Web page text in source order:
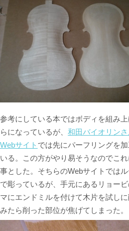
参考にしている本ではボディを組み
らになっているが、 和田バイオリン
Webサイト では先にパーフリングを
いる。この方がやり易そうなのでこれ
事とした。そちらのWebサイトでは
で彫っているが、手元にあるリョービ
マにエンドミルを付けて木片を試しに
みたら削った部位が焦げてしまった。